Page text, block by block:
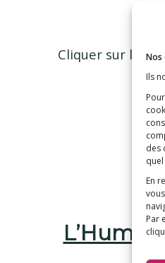
Nos
Ils
des
En
Par
Cliquer sur